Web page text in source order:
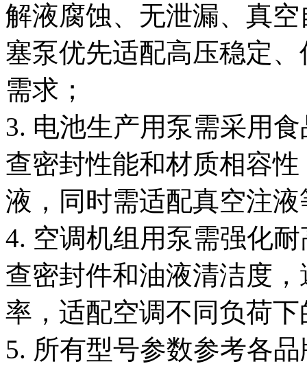
解液腐蚀、无泄漏、真
塞泵优先适配高压稳定
需求；
3. 电池生产用泵需采用
查密封性能和材质相容
液，同时需适配真空注
4. 空调机组用泵需强化
查密封件和油液清洁度
率，适配空调不同负荷
5. 所有型号参数参考各